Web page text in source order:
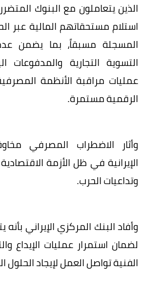
الذين يتعاملون مع البنوك
استلام مستحقاتهم المالية عبر
المسجلة مسبقاً، بما يضمن
التسوية التجارية والمدفوعات
عمليات مراقبة الأنظمة
الرقمية مستمرة.
وأثار الاضطراب المصرفي
الإيرانية في ظل الأزمة
وتداعيات الحرب.
وأفاد البنك المركزي الإيراني بأنه
لضمان استمرار عمليات الإيداع
الفنية تواصل العمل لإيجاد الحلول